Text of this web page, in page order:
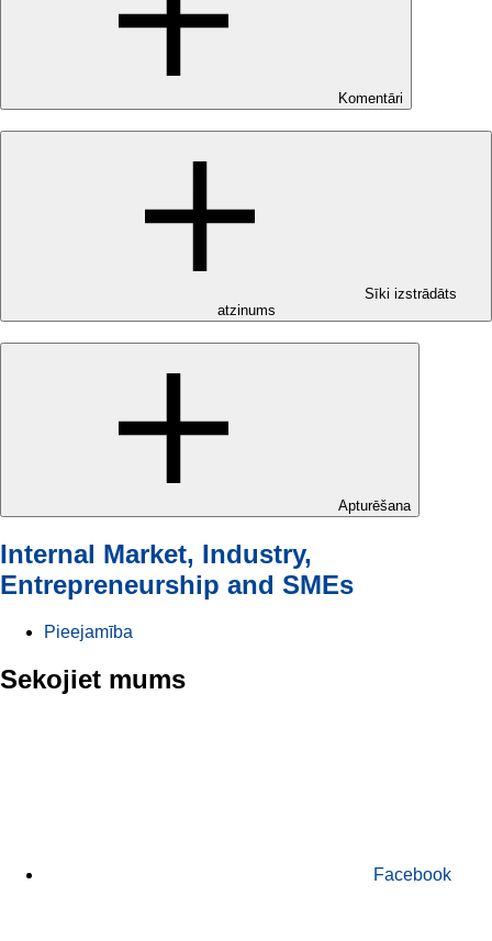
Komentāri
Sīki izstrādāts
atzinums
Apturēšana
Internal Market, Industry,
Entrepreneurship and SMEs
Pieejamība
Sekojiet mums
Facebook